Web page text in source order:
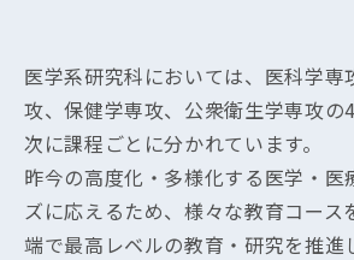
医学系研究科においては、医科学専
攻、保健学専攻、公衆衛生学専攻の
次に課程ごとに分かれています。
昨今の高度化・多様化する医学・医
ズに応えるため、様々な教育コース
端で最高レベルの教育・研究を推進